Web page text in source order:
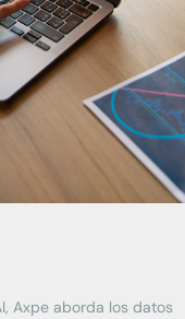
Axpe aborda los datos